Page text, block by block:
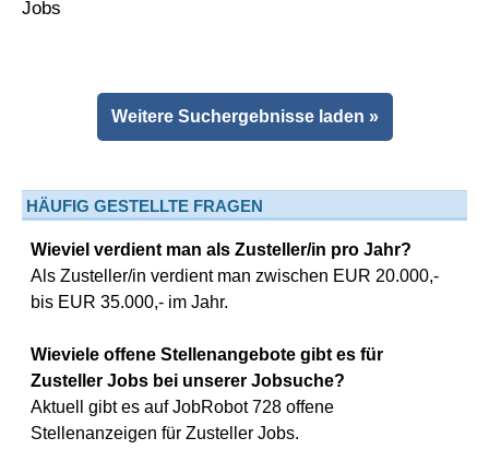
Weitere Suchergebnisse laden »
HÄUFIG GESTELLTE FRAGEN
Wieviel verdient man als Zusteller/in pro Jahr?
Als Zusteller/in verdient man zwischen EUR 20.000,-
bis EUR 35.000,- im Jahr.
Wieviele offene Stellenangebote gibt es für
Zusteller Jobs bei unserer Jobsuche?
Aktuell gibt es auf JobRobot 728 offene
Stellenanzeigen für Zusteller Jobs.